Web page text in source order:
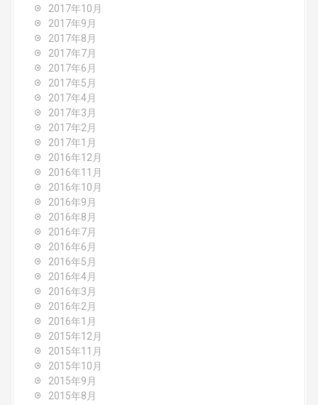
2017年10月
2017年9月
2017年8月
2017年7月
2017年6月
2017年5月
2017年4月
2017年3月
2017年2月
2017年1月
2016年12月
2016年11月
2016年10月
2016年9月
2016年8月
2016年7月
2016年6月
2016年5月
2016年4月
2016年3月
2016年2月
2016年1月
2015年12月
2015年11月
2015年10月
2015年9月
2015年8月